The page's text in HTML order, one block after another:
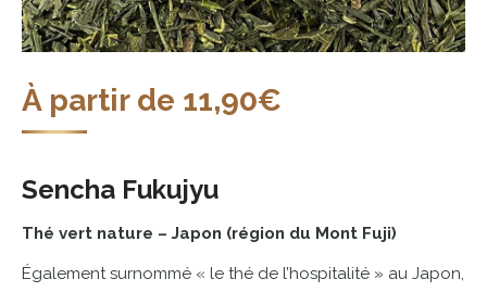
À partir de 11,90€
Sencha Fukujyu
Thé vert nature – Japon (région du Mont Fuji)
Égalementsurnommé « le thé de l’hospitalité » au Japon,